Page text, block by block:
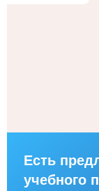
Есть
учебного